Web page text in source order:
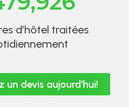
d’hôtel traitées
un devis aujourd'hui!